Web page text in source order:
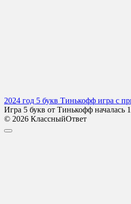
2024 год 5 букв Тинькофф игра с
Игра 5 букв от Тинькофф началась
© 2026 КлассныйОтвет